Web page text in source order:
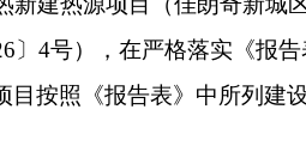
尘、噪声等达标排放；妥善处理
当地垃圾填埋场处理，不得随意
复。
占用，尽量避让植被覆盖度高的